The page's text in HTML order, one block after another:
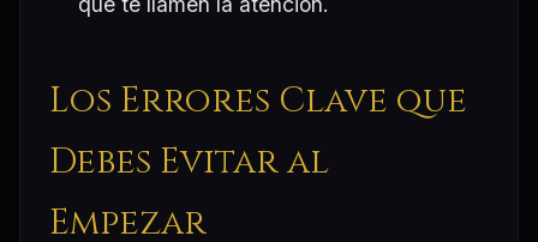
Los Errores Clave que
Debes Evitar al
Empezar